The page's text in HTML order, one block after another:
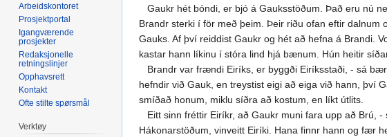
Gaukr hét bóndi, er bjó á Gauksstöðum. Það eru nú
Brandr sterki í för með þeim. Þeir riðu ofan eftir
Gauks. Af því reiddist Gaukr og hét að hefna á Brandi.
kastar hann líkinu í stóra lind hjá bænum. Hún heitir
Brandr var frændi Eiríks, er byggði Eiríksstaði, - sá
hefndir við Gauk, en treystist eigi að eiga við hann, því
smíðað honum, miklu síðra að kostum, en líkt útlits.
Eitt sinn fréttir Eiríkr, að Gaukr muni fara upp að Brú,
Hákonarstöðum, vinveitt Eiríki. Hana finnr hann og fær
Arbeidskontoret
Prosjektportal
Igangværende
prosjekter
Redaksjonelle
retningslinjer
Opphavsrett
Kontakt
Ofte stilte spørsmål
Verktøy